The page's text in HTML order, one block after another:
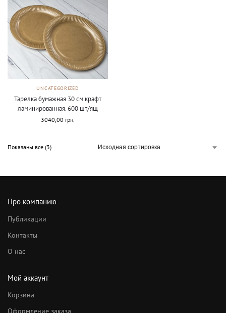
UNCATEGORIZED
Тарелка бумажная 30 см крафт
ламинированная. 600 шт/ящ
3040,00 грн.
Показаны все (3)
Про компанию
Публикации
Контакты
О нас
Мой аккаунт
Корзина
Оформление заказа